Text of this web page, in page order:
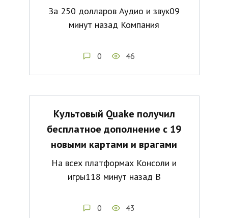
За 250 долларов Аудио и звук09
минут назад Компания
0 46
Культовый Quake получил
бесплатное дополнение с 19
новыми картами и врагами
На всех платформах Консоли и
игры118 минут назад В
0 43